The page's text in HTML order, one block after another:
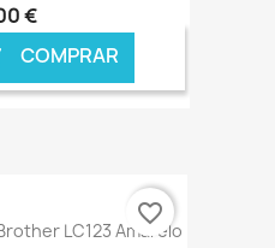
€
COMPRAR
€ ONLINE
LC123 Amarelo
favorite_border